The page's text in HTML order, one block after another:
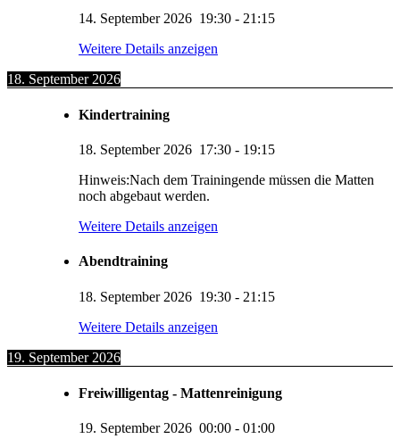
14. September 2026 19:30 - 21:15
Weitere Details anzeigen
18. September 2026
Kindertraining
18. September 2026 17:30 - 19:15
Hinweis:Nach dem Trainingende müssen die Matten
noch abgebaut werden.
Weitere Details anzeigen
Abendtraining
18. September 2026 19:30 - 21:15
Weitere Details anzeigen
19. September 2026
Freiwilligentag - Mattenreinigung
19. September 2026 00:00 - 01:00